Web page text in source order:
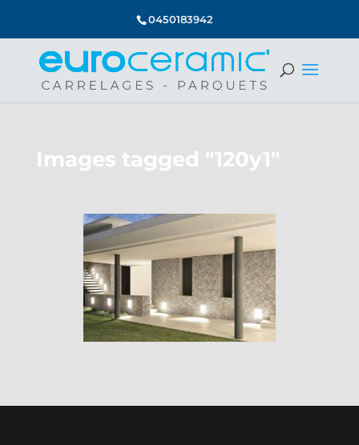
0450183942
Images tagged "120y1"